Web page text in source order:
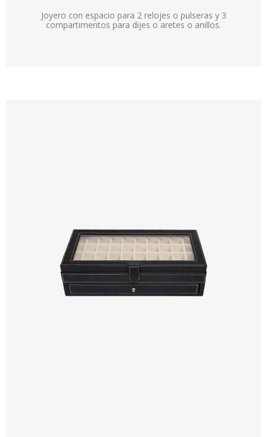
Joyero con espacio para 2 relojes o pulseras y 3
compartimentos para dijes o aretes o anillos.